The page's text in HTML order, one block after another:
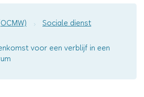
Sociale dienst
voor een verblijf in een